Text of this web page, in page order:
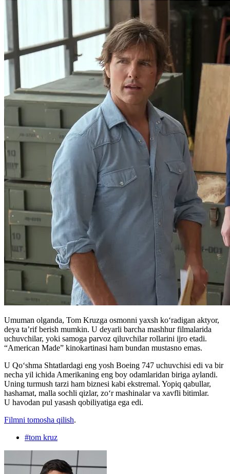
Umuman olganda, Tom Kruzga osmonni yaxsh koʻradigan aktyor,
deya ta’rif berish mumkin. U deyarli barcha mashhur filmalarida
uchuvchilar, yoki samoga parvoz qiluvchilar rollarini ijro etadi.
“American Made” kinokartinasi ham bundan mustasno emas.
U Qo‘shma Shtatlardagi eng yosh Boeing 747 uchuvchisi edi va bir
necha yil ichida Amerikaning eng boy odamlaridan biriga aylandi.
Uning turmush tarzi ham biznesi kabi ekstremal. Yopiq qabullar,
hashamat, malla sochli qizlar, zo‘r mashinalar va xavfli bitimlar.
U havodan pul yasash qobiliyatiga ega edi.
Filmni tomosha qilish.
#tom kruz